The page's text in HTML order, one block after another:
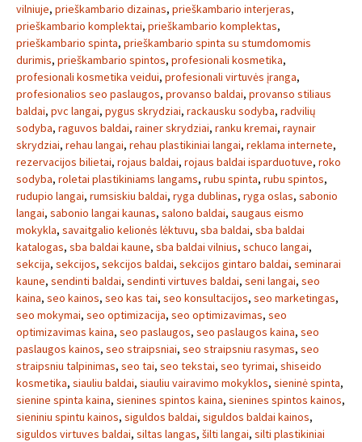
vilniuje, prieškambario dizainas, prieškambario interjeras,
prieškambario komplektai, prieškambario komplektas,
prieškambario spinta, prieškambario spinta su stumdomomis
durimis, prieškambario spintos, profesionali kosmetika,
profesionali kosmetika veidui, profesionali virtuvės įranga,
profesionalios seo paslaugos, provanso baldai, provanso stiliaus
baldai, pvc langai, pygus skrydziai, rackausku sodyba, radvilių
sodyba, raguvos baldai, rainer skrydziai, ranku kremai, raynair
skrydziai, rehau langai, rehau plastikiniai langai, reklama internete,
rezervacijos bilietai, rojaus baldai, rojaus baldai isparduotuve, roko
sodyba, roletai plastikiniams langams, rubu spinta, rubu spintos,
rudupio langai, rumsiskiu baldai, ryga dublinas, ryga oslas, sabonio
langai, sabonio langai kaunas, salono baldai, saugaus eismo
mokykla, savaitgalio kelionės lėktuvu, sba baldai, sba baldai
katalogas, sba baldai kaune, sba baldai vilnius, schuco langai,
sekcija, sekcijos, sekcijos baldai, sekcijos gintaro baldai, seminarai
kaune, sendinti baldai, sendinti virtuves baldai, seni langai, seo
kaina, seo kainos, seo kas tai, seo konsultacijos, seo marketingas,
seo mokymai, seo optimizacija, seo optimizavimas, seo
optimizavimas kaina, seo paslaugos, seo paslaugos kaina, seo
paslaugos kainos, seo straipsniai, seo straipsniu rasymas, seo
straipsniu talpinimas, seo tai, seo tekstai, seo tyrimai, shiseido
kosmetika, siauliu baldai, siauliu vairavimo mokyklos, sieninė spinta,
sienine spinta kaina, sienines spintos kaina, sienines spintos kainos,
sieniniu spintu kainos, siguldos baldai, siguldos baldai kainos,
siguldos virtuves baldai, siltas langas, šilti langai, silti plastikiniai